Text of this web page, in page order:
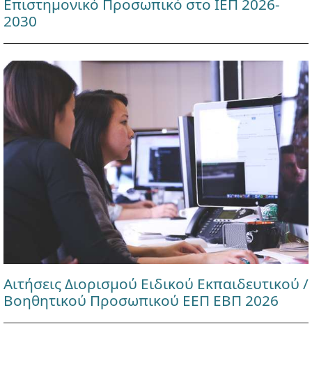
2030
Αιτήσεις Διορισμού Ειδικού Εκπαιδευτικού /
Βοηθητικού Προσωπικού ΕΕΠ ΕΒΠ 2026